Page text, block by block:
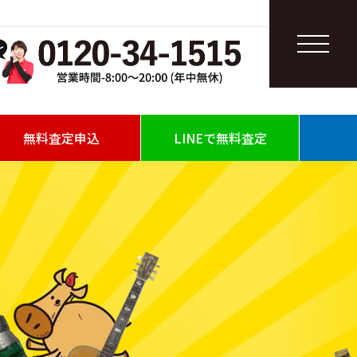
無料査定申込 LINEで無料査定